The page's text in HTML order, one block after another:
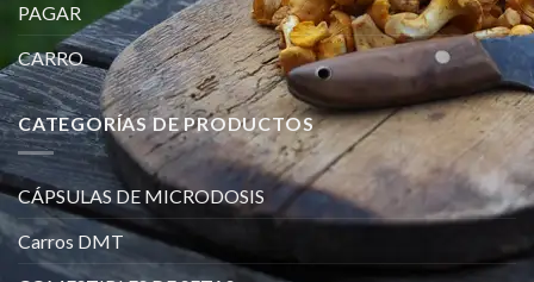
PAGAR
CARRO
CATEGORÍAS DE PRODUCTOS
CÁPSULAS DE MICRODOSIS
Carros DMT